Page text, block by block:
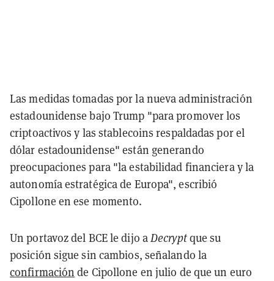
Las medidas tomadas por la nueva administración
estadounidense bajo Trump "para promover los
criptoactivos y las stablecoins respaldadas por el
dólar estadounidense" están generando
preocupaciones para "la estabilidad financiera y la
autonomía estratégica de Europa", escribió
Cipollone en ese momento.
Un portavoz del BCE le dijo aDecryptque su
posición sigue sin cambios, señalando la
confirmación de Cipollone en julio de que un euro